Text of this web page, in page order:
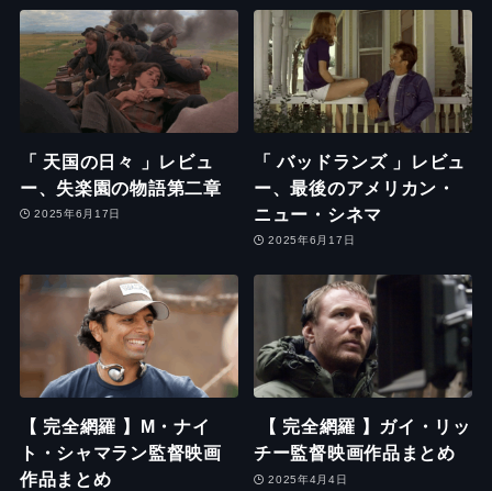
「 天国の日々 」レビュ
ー、失楽園の物語第二章
2025年6月17日
「 バッドランズ 」レビュ
ー、最後のアメリカン・
ニュー・シネマ
2025年6月17日
【 完全網羅 】M・ナイ
ト・シャマラン監督映画
作品まとめ
【 完全網羅 】ガイ・リッ
チー監督映画作品まとめ
2025年4月4日